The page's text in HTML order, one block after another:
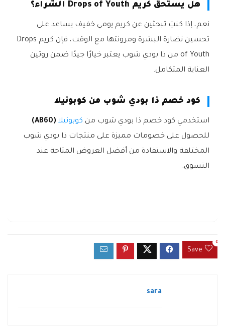
هل يستحق كريم Drops of Youth الشراء؟
نعم، إذا كنتِ تبحثين عن كريم يومي خفيف يساعد على
تحسين نضارة البشرة ومرونتها مع الوقت، فإن كريم Drops
of Youth من ذا بودي شوب يعتبر خيارًا جيدًا ضمن روتين
العناية المتكامل.
كود خصم ذا بودي شوب من كوبونيلا
استخدمي كود خصم ذا بودي شوب من كوبونيلا (AB60)
للحصول على خصومات مميزة على منتجات ذا بودي شوب
المختلفة والاستفادة من أفضل العروض المتاحة عند
التسوق.
Save
0
sara